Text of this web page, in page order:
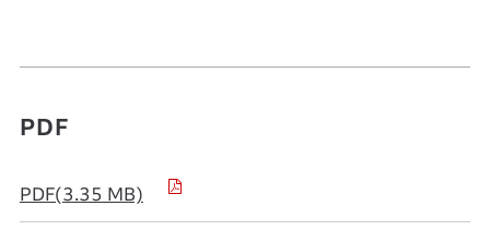
PDF
PDF(3.35 MB)